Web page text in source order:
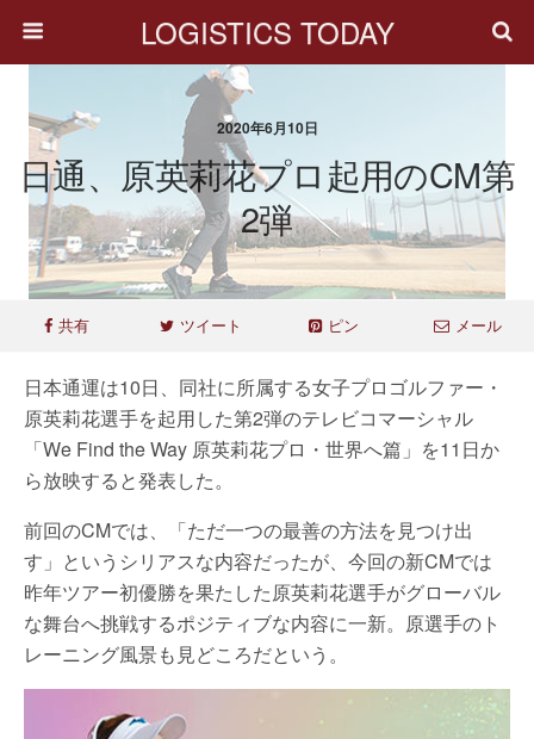
LOGISTICS TODAY
2020年6月10日
日通、原英莉花プロ起用のCM第
2弾
共有 ツイート ピン メール
日本通運は10日、同社に所属する女子プロゴルファー・
原英莉花選手を起用した第2弾のテレビコマーシャル
「We Find the Way 原英莉花プロ・世界へ篇」を11日か
ら放映すると発表した。
前回のCMでは、「ただ一つの最善の方法を見つけ出
す」というシリアスな内容だったが、今回の新CMでは
昨年ツアー初優勝を果たした原英莉花選手がグローバル
な舞台へ挑戦するポジティブな内容に一新。原選手のト
レーニング風景も見どころだという。